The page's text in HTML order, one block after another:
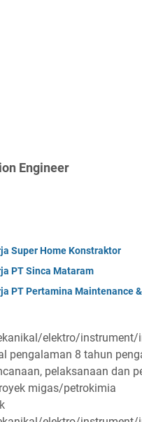
Engineer
Super Home Konstraktor
PT Sinca Mataram
PT Pertamina Maintenance
elektro/instrument/
pengalaman 8 tahun
pelaksanaan dan
migas/petrokimia